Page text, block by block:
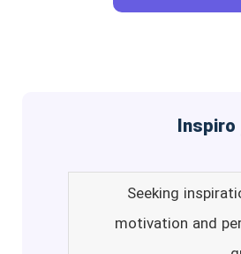
Seeking
motivation and